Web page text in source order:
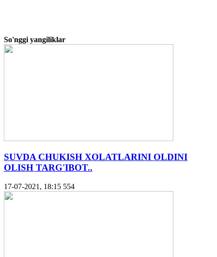
So'nggi yangiliklar
SUVDA CHUKISH XOLATLARINI OLDINI
OLISH TARG'IBOT..
17-07-2021, 18:15 554